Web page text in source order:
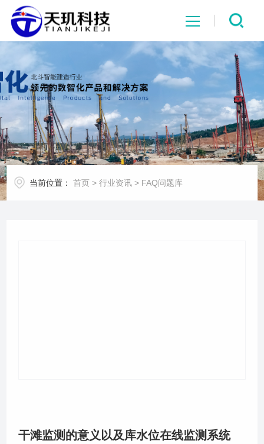
网站首页
系统中心
解决方案
项目案例
当前位置： 首页 >行业资讯 > FAQ问题库
干滩监测的意义以及库水位在线监测系统